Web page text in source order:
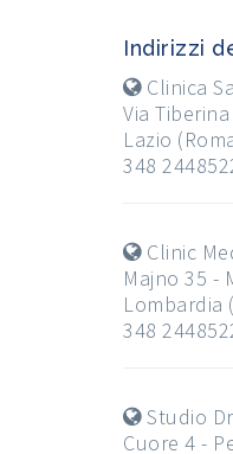
Indirizzi
Clinica
Via
Lazio
348
Clinic
Majno 35 -
Lombardia
348
Studio
Cuore 4 -